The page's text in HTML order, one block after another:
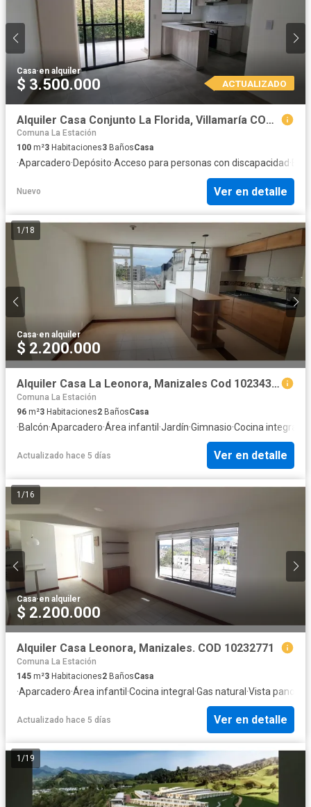
Casa·en alquiler
$ 3.500.000 ACTUALIZADO
Alquiler Casa Conjunto La Florida, Villamaría COD.10235599
Comuna La Estación
100 m²3 Habitaciones3 BañosCasa
·Aparcadero·Depósito·Acceso para personas con discapacidad·
Nuevo Ver en detalle
1 /18
Casa·en alquiler
$ 2.200.000
Alquiler Casa La Leonora, Manizales Cod 10234338
Comuna La Estación
96 m²3 Habitaciones2 BañosCasa
·Balcón·Aparcadero·Área infantil ·Jardín·Gimnasio·Cocina integral
Actualizado hace 5 días Ver en detalle
1 /16
Casa·en alquiler
$ 2.200.000
Alquiler Casa Leonora, Manizales. COD 10232771
Comuna La Estación
145 m²3 Habitaciones2 BañosCasa
·Aparcadero·Área infantil ·Cocina integral ·Gas natural ·Vista
Actualizado hace 5 días Ver en detalle
1 /19